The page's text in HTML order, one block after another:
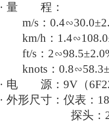
· 量 程：
m/s：
km/h：
ft/s：
knots：
· 电 源：9V（
· 外形尺寸：仪表：
探头：